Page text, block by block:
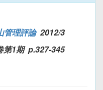
管理評論2012/3
第1期 p.327-345